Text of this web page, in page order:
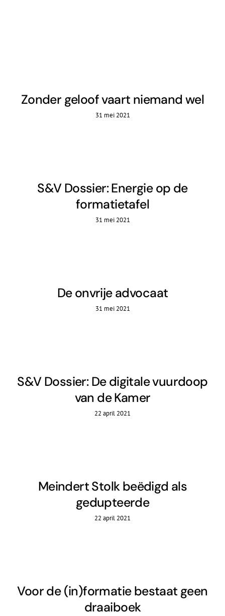
Contact
Zonder geloof vaart niemand wel
31 mei 2021
S&V Dossier: Energie op de
formatietafel
31 mei 2021
De onvrije advocaat
31 mei 2021
S&V Dossier: De digitale vuurdoop
van de Kamer
22 april 2021
Meindert Stolk beëdigd als
gedupteerde
22 april 2021
Voor de (in)formatie bestaat geen
draaiboek